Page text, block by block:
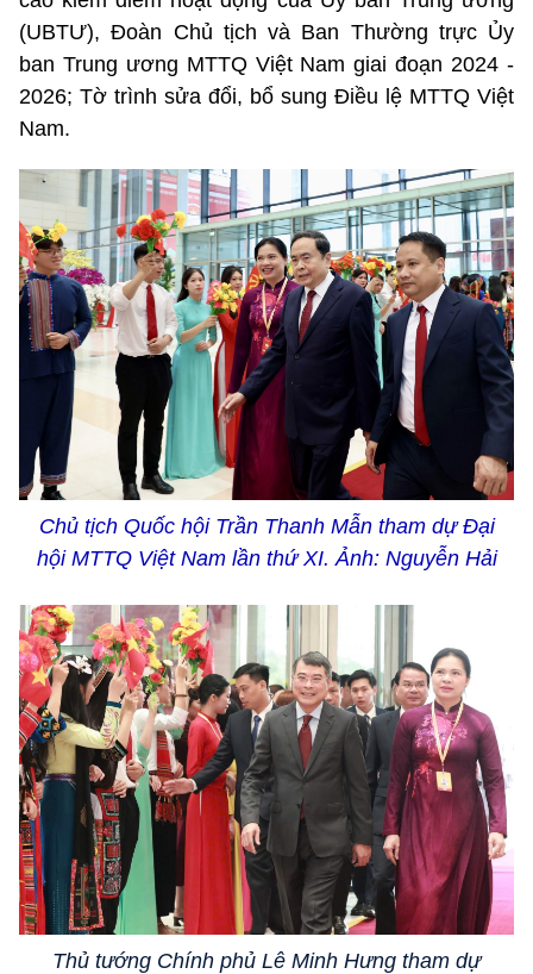
(UBTƯ), Đoàn Chủ tịch và Ban Thường trực Ủy
ban Trung ương MTTQ Việt Nam giai đoạn 2024 -
2026; Tờ trình sửa đổi, bổ sung Điều lệ MTTQ Việt
Nam.
Chủ tịch Quốc hội Trần Thanh Mẫn tham dự Đại
hội MTTQ Việt Nam lần thứ XI. Ảnh: Nguyễn Hải
Thủ tướng Chính phủ Lê Minh Hưng tham dự